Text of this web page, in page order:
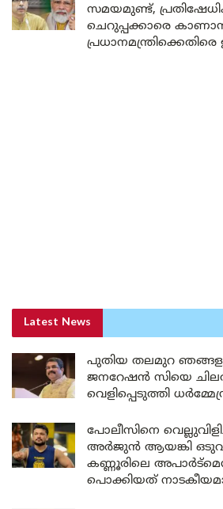
സമയമുണ്ട്,
ചെറുപ്പക്കാരെ
Latest News
പുതിയ തലമുറ
ജനറേഷൻ സിയെ ചിലർ
വെളിപ്പെടുത്തി
പോലീസിനെ
അർജുൻ ആയങ്കി
കണ്ണൂരിലെ
പൊക്കിയത്